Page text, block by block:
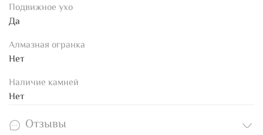
Подвижное ухо
Да
Алмазная огранка
Нет
Наличие камней
Нет
Отзывы